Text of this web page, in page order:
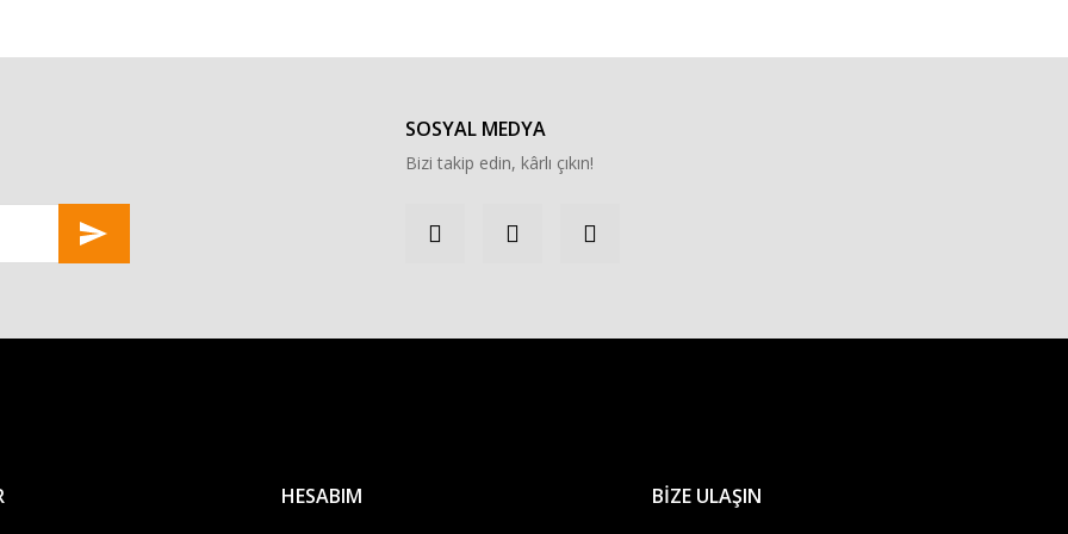
SOSYAL MEDYA
Bizi takip edin, kârlı çıkın!
HESABIM BİZE ULAŞIN